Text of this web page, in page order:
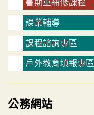
暑期重補修課程
課業輔導
課程諮詢專區
戶外教育填報專區
公務網站